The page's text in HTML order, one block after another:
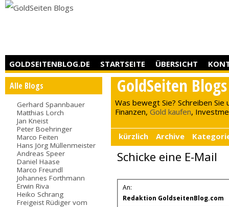
GOLDSEITENBLOG.DE STARTSEITE ÜBERSICHT
Alle Blogs
Gerhard Spannbauer
Matthias Lorch
Jan Kneist
Peter Boehringer
Marco Feiten
Hans Jörg Müllenmeister
Andreas Speer
Daniel Haase
Marco Freundl
Johannes Forthmann
Erwin Riva
Heiko Schrang
Freigeist Rüdiger vom
GoldSeiten Blogs
Was bewegt Sie? Schreiben Sie
Finanzen,Gold kaufen,
kürzlich Archive
Schicke eine E-Mail
An:
Redaktion GoldseitenBlog.com